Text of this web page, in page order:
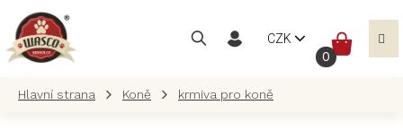
obsah
CZK
Koně krmiva pro koně